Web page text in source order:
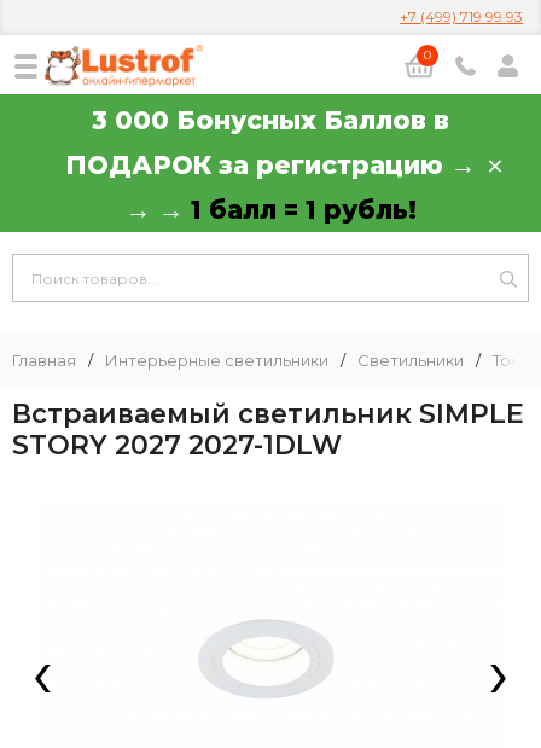
+7 (499) 719 99 93
0
3 000 Бонусных Баллов в
ПОДАРОК за регистрацию →
→ → 1 балл = 1 рубль!
Главная / Интерьерные светильники / Светильники /
Встраиваемый светильник SIMPLE
STORY 2027 2027-1DLW
‹ ›